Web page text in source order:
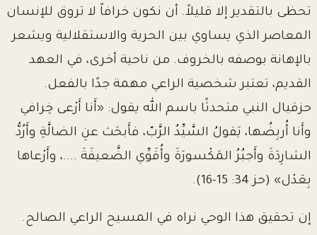
تحظى بالتقدير إلا قليلاً. أن نكون خرافاً لا تروق للإنسان
المعاصر الذي يساوي بين الحرية والاستقلالية ويشعر
بالإهانة بوصفه بالخروف. من ناحية أخرى، في العهد
القديم، تعتبر شخصية الراعي مهمة جدًا بالفعل.
حزقيال النبي متحدثًا باسم الله يقول: «أَنا أَرْعى خِرافي
وأَنا أُربِضُها، يَقولُ السَّيِّدُ الرَّبّ، فأَبحَث عنِ الضالَّةِ وأَرُدُّ
الشارِدَةَ وأَجبُرُ المَكْسورَةَ وأُقَوِّي الضَّعيفَةَ ....، وأَرْعاها
بِعَدْل» (حز 34: 15-16).
إن تحقيق هذا الوحي نراه في المسيح الراعي الصالح.